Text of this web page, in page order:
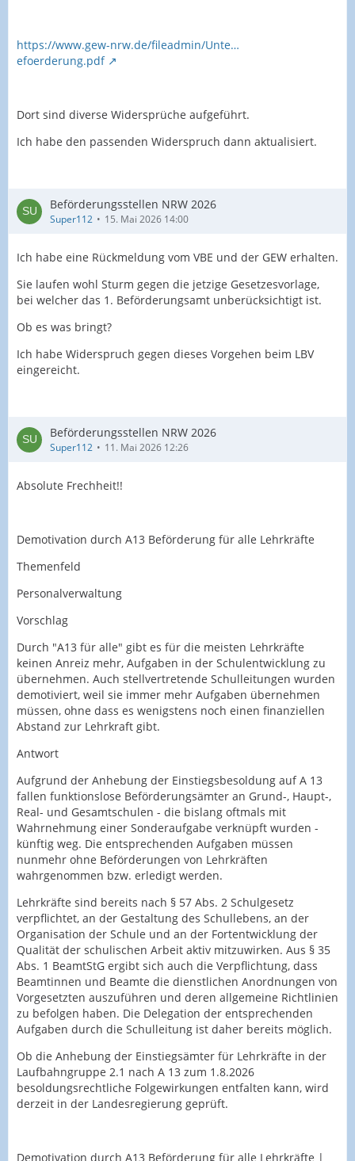
https://www.gew-nrw.de/fileadmin/Unte…
efoerderung.pdf
Dort sind diverse Widersprüche aufgeführt.
Ich habe den passenden Widerspruch dann aktualisiert.
Beförderungsstellen NRW 2026
Super112 15. Mai 2026 14:00
Ich habe eine Rückmeldung vom VBE und der GEW erhalten.
Sie laufen wohl Sturm gegen die jetzige Gesetzesvorlage,
bei welcher das 1. Beförderungsamt unberücksichtigt ist.
Ob es was bringt?
Ich habe Widerspruch gegen dieses Vorgehen beim LBV
eingereicht.
Beförderungsstellen NRW 2026
Super112 11. Mai 2026 12:26
Absolute Frechheit!!
Demotivation durch A13 Beförderung für alle Lehrkräfte
Themenfeld
Personalverwaltung
Vorschlag
Durch "A13 für alle" gibt es für die meisten Lehrkräfte
keinen Anreiz mehr, Aufgaben in der Schulentwicklung zu
übernehmen. Auch stellvertretende Schulleitungen wurden
demotiviert, weil sie immer mehr Aufgaben übernehmen
müssen, ohne dass es wenigstens noch einen finanziellen
Abstand zur Lehrkraft gibt.
Antwort
Aufgrund der Anhebung der Einstiegsbesoldung auf A 13
fallen funktionslose Beförderungsämter an Grund-, Haupt-,
Real- und Gesamtschulen - die bislang oftmals mit
Wahrnehmung einer Sonderaufgabe verknüpft wurden -
künftig weg. Die entsprechenden Aufgaben müssen
nunmehr ohne Beförderungen von Lehrkräften
wahrgenommen bzw. erledigt werden.
Lehrkräfte sind bereits nach § 57 Abs. 2 Schulgesetz
verpflichtet, an der Gestaltung des Schullebens, an der
Organisation der Schule und an der Fortentwicklung der
Qualität der schulischen Arbeit aktiv mitzuwirken. Aus § 35
Abs. 1 BeamtStG ergibt sich auch die Verpflichtung, dass
Beamtinnen und Beamte die dienstlichen Anordnungen von
Vorgesetzten auszuführen und deren allgemeine Richtlinien
zu befolgen haben. Die Delegation der entsprechenden
Aufgaben durch die Schulleitung ist daher bereits möglich.
Ob die Anhebung der Einstiegsämter für Lehrkräfte in der
Laufbahngruppe 2.1 nach A 13 zum 1.8.2026
besoldungsrechtliche Folgewirkungen entfalten kann, wird
derzeit in der Landesregierung geprüft.
Demotivation durch A13 Beförderung für alle Lehrkräfte |